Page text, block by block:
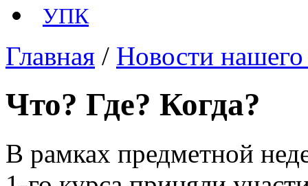
УПК
Главная / Новости
Что? Где? Когда?
‍В рамках предметной